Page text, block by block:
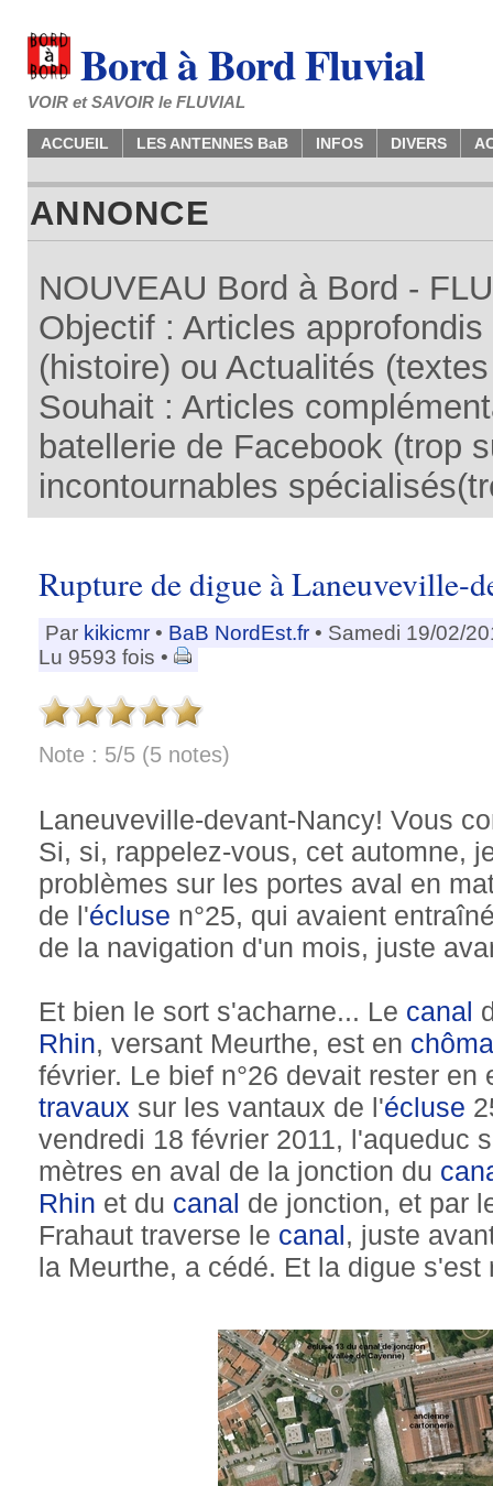
Bord à Bord Fluvial
VOIR et SAVOIR le FLUVIAL
ACCUEIL LES ANTENNES BaB INFOS DIVERS
ANNONCE
NOUVEAU Bord à Bord -
Objectif : Articles
(histoire) ou Actualités
Souhait : Articles
batellerie de Facebook (trop
incontournables
Rupture de digue à Laneuveville-
Par kikicmr • BaB NordEst.fr • Samedi 19/02/
Lu 9593 fois •
Note : 5/5 (5 notes)
Laneuveville-devant-Nancy! Vous
Si, si, rappelez-vous, cet automne,
problèmes sur les portes aval en
de l'écluse n°25, qui avaient
de la navigation d'un mois, juste
Et bien le sort s'acharne... Le canal
Rhin, versant Meurthe, est en
février. Le bief n°26 devait rester en
travaux sur les vantaux de l'écluse
vendredi 18 février 2011, l'aqueduc
mètres en aval de la jonction du
Rhin et du canal de jonction, et par
Frahaut traverse le canal, juste
la Meurthe, a cédé. Et la digue s'est